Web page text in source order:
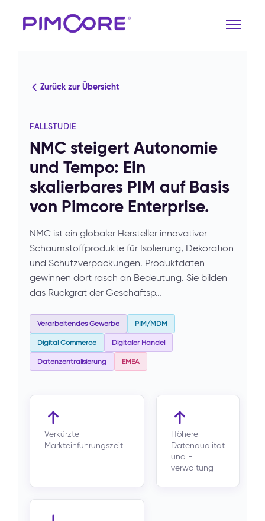
Zurück zur Übersicht
FALLSTUDIE
NMC steigert Autonomie
und Tempo: Ein
skalierbares PIM auf Basis
von Pimcore Enterprise.
NMC ist ein globaler Hersteller innovativer
Schaumstoffprodukte für Isolierung, Dekoration
und Schutzverpackungen. Produktdaten
gewinnen dort rasch an Bedeutung. Sie bilden
das Rückgrat der Geschäftsp…
Verarbeitendes Gewerbe PIM/MDM
Digital Commerce Digitaler Handel
Datenzentralisierung EMEA
Verkürzte
Markteinführungszeit
Höhere
Datenqualität
und -
verwaltung